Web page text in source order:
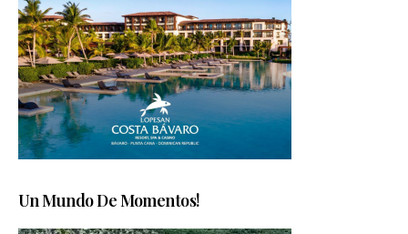
Un Mundo De Momentos!